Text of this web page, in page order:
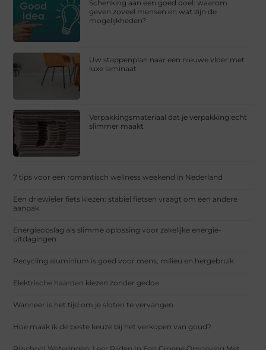
Schenking aan een goed doel: waarom
geven zoveel mensen en wat zijn de
mogelijkheden?
Uw stappenplan naar een nieuwe vloer met
luxe laminaat
Verpakkingsmateriaal dat je verpakking echt
slimmer maakt
7 tips voor een romantisch wellness weekend in Nederland
Een driewieler fiets kiezen: stabiel fietsen vraagt om een andere
aanpak
Energieopslag als slimme oplossing voor zakelijke energie-
uitdagingen
Recycling aluminium is goed voor mens, milieu en hergebruik
Elektrische haarden kiezen zonder gedoe
Wanneer is het tijd om je sloten te vervangen
Hoe maak ik de beste keuze bij het verkopen van goud?